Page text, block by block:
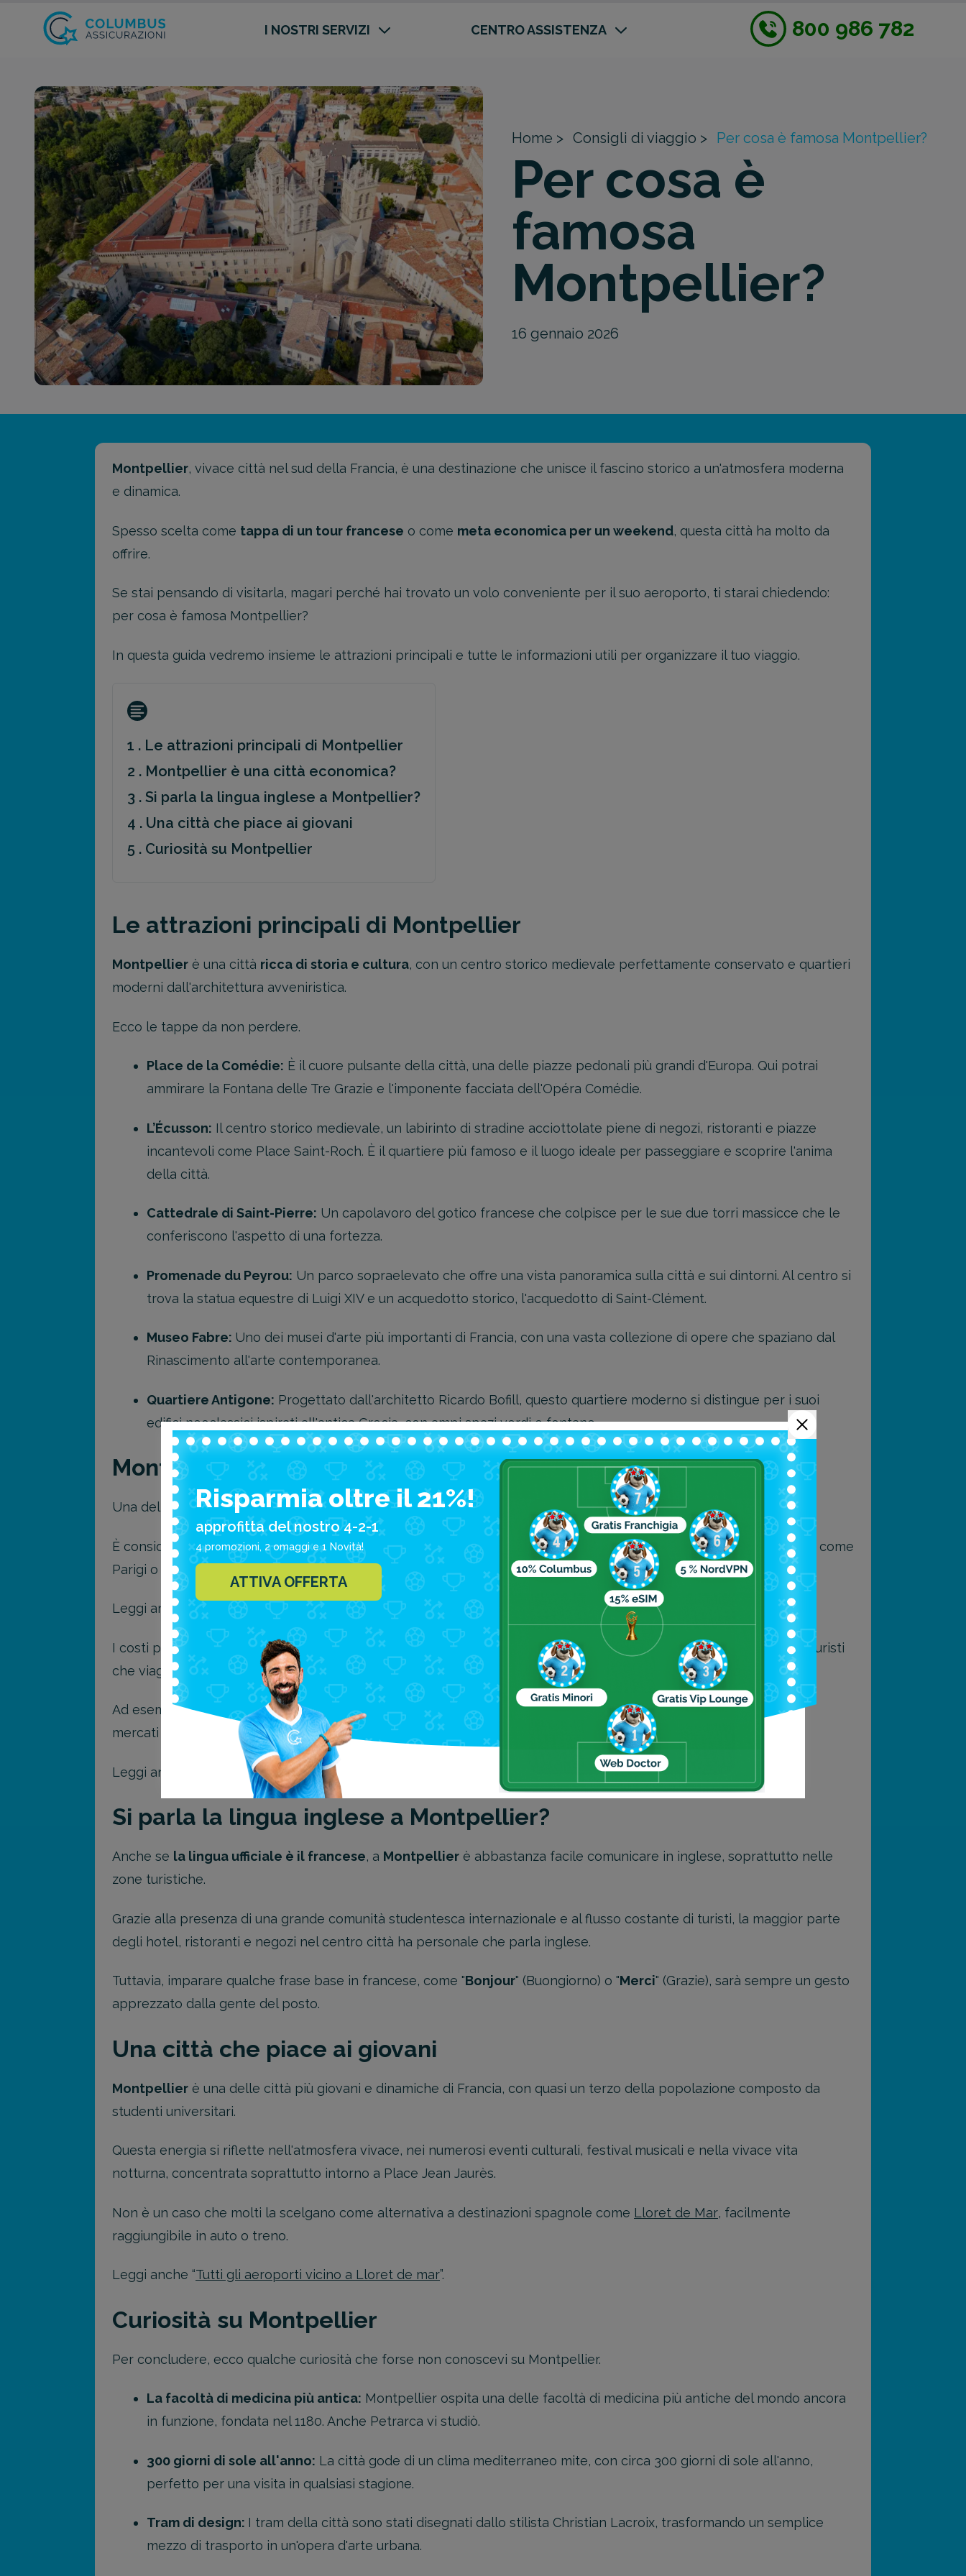
I NOSTRI SERVIZI CENTRO ASSISTENZA 800 986 782
Home > Consigli di viaggio > Per cosa è famosa Montpellier?
Per cosa è
famosa
Montpellier?
16 gennaio 2026
Montpellier, vivace città nel sud della Francia, è una destinazione che unisce il fascino storico a un'atmosfera moderna
e dinamica.
Spesso scelta come tappa di un tour francese o come meta economica per un weekend, questa città ha molto da
offrire.
Se stai pensando di visitarla, magari perché hai trovato un volo conveniente per il suo aeroporto, ti starai chiedendo:
per cosa è famosa Montpellier?
In questa guida vedremo insieme le attrazioni principali e tutte le informazioni utili per organizzare il tuo viaggio.
1 . Le attrazioni principali di Montpellier
2 . Montpellier è una città economica?
3 . Si parla la lingua inglese a Montpellier?
4 . Una città che piace ai giovani
5 . Curiosità su Montpellier
Le attrazioni principali di Montpellier
Montpellier è una città ricca di storia e cultura, con un centro storico medievale perfettamente conservato e quartieri
moderni dall'architettura avveniristica.
Ecco le tappe da non perdere.
Place de la Comédie: È il cuore pulsante della città, una delle piazze pedonali più grandi d'Europa. Qui potrai
ammirare la Fontana delle Tre Grazie e l'imponente facciata dell'Opéra Comédie.
L’Écusson: Il centro storico medievale, un labirinto di stradine acciottolate piene di negozi, ristoranti e piazze
incantevoli come Place Saint-Roch. È il quartiere più famoso e il luogo ideale per passeggiare e scoprire l'anima
della città.
Cattedrale di Saint-Pierre: Un capolavoro del gotico francese che colpisce per le sue due torri massicce che le
conferiscono l'aspetto di una fortezza.
Promenade du Peyrou: Un parco sopraelevato che offre una vista panoramica sulla città e sui dintorni. Al centro si
trova la statua equestre di Luigi XIV e un acquedotto storico, l'acquedotto di Saint-Clément.
Museo Fabre: Uno dei musei d'arte più importanti di Francia, con una vasta collezione di opere che spaziano dal
Rinascimento all'arte contemporanea.
Quartiere Antigone: Progettato dall'architetto Ricardo Bofill, questo quartiere moderno si distingue per i suoi
edifici neoclassici ispirati all'antica Grecia, con ampi spazi verdi e fontane.
Montpellier è una città economica?
Una delle ragioni per cui Montpellier è una meta così apprezzata è il suo ottimo rapporto qualità-prezzo.
È considerata, infatti, una città economica, specialmente se confrontata con altre destinazioni francesi più famose come
Parigi o la Costa Azzurra.
Leggi anche “Alla scoperta della Basilica del Sacro Cuore Parigi”.
I costi per alloggi, ristoranti e trasporti pubblici sono generalmente contenuti, rendendola una scelta ideale per i turisti
che viaggiano con un budget limitato.
Ad esempio, è possibile gustare un pasto completo in una brasserie tipica senza spendere una fortuna, mentre i
mercati coperti, come Les Halles Castellanes, offrono prodotti locali a prezzi accessibili.
Leggi anche " Dove andare per 3 giorni in Europa: 5 città economiche da visitare".
Si parla la lingua inglese a Montpellier?
Anche se la lingua ufficiale è il francese, a Montpellier è abbastanza facile comunicare in inglese, soprattutto nelle
zone turistiche.
Grazie alla presenza di una grande comunità studentesca internazionale e al flusso costante di turisti, la maggior parte
degli hotel, ristoranti e negozi nel centro città ha personale che parla inglese.
Tuttavia, imparare qualche frase base in francese, come "Bonjour" (Buongiorno) o "Merci" (Grazie), sarà sempre un gesto
apprezzato dalla gente del posto.
Una città che piace ai giovani
Montpellier è una delle città più giovani e dinamiche di Francia, con quasi un terzo della popolazione composto da
studenti universitari.
Questa energia si riflette nell'atmosfera vivace, nei numerosi eventi culturali, festival musicali e nella vivace vita
notturna, concentrata soprattutto intorno a Place Jean Jaurès.
Non è un caso che molti la scelgano come alternativa a destinazioni spagnole come Lloret de Mar, facilmente
raggiungibile in auto o treno.
Leggi anche “Tutti gli aeroporti vicino a Lloret de mar”.
Curiosità su Montpellier
Per concludere, ecco qualche curiosità che forse non conoscevi su Montpellier.
La facoltà di medicina più antica: Montpellier ospita una delle facoltà di medicina più antiche del mondo ancora
in funzione, fondata nel 1180. Anche Petrarca vi studiò.
300 giorni di sole all'anno: La città gode di un clima mediterraneo mite, con circa 300 giorni di sole all'anno,
perfetto per una visita in qualsiasi stagione.
Tram di design: I tram della città sono stati disegnati dallo stilista Christian Lacroix, trasformando un semplice
mezzo di trasporto in un'opera d'arte urbana.
Risparmia oltre il 21%!
approfitta del nostro 4-2-1
4 promozioni, 2 omaggi e 1 Novità!
ATTIVA OFFERTA